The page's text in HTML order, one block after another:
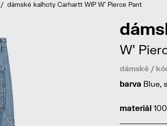
/ dámské kalhoty Carhartt WIP W' Pierce Pant
W'
dámské /
barva Blue,
materiál